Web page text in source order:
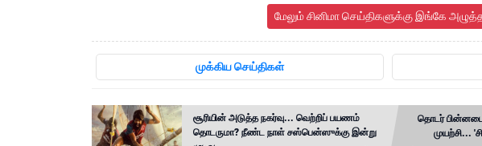
மேலும் சினிமா செய்திகளுக்கு இங்கே
முக்கிய செய்திகள்
சூரியின் அடுத்த நகர்வு... வெற்றிப் பயணம்
தொடருமா? நீண்ட நாள் சஸ்பென்ஸுக்கு இன்று
தொடர்
முயற்சி...